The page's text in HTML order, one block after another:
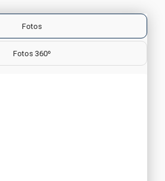
Fotos
Fotos 360º